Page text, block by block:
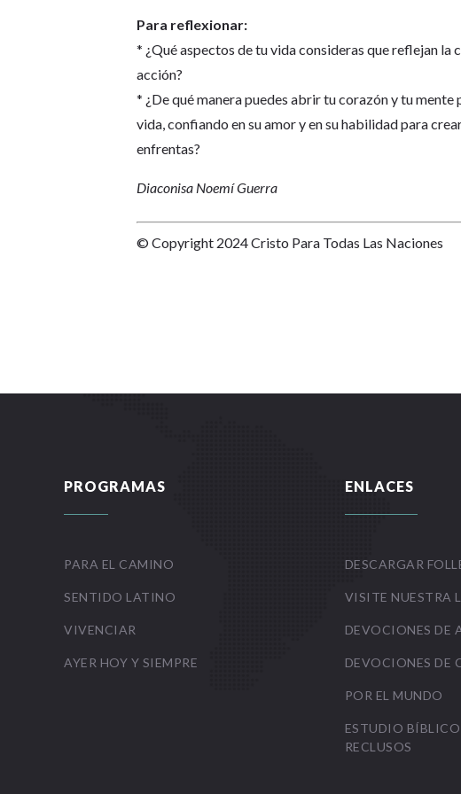
Para reflexionar:
* ¿Qué aspectos de tu vida consideras que reflejan
acción?
* ¿De qué manera puedes abrir tu corazón y tu
vida, confiando en su amor y en su habilidad para
enfrentas?
Diaconisa Noemí Guerra
© Copyright 2024 Cristo Para Todas Las Naciones
PROGRAMAS
PARA EL CAMINO
SENTIDO LATINO
VIVENCIAR
AYER HOY Y SIEMPRE
ENLACES
DESCARGAR
VISITE NUESTRA
DEVOCIONES DE
DEVOCIONES DE
POR EL MUNDO
ESTUDIO BÍBLICO
RECLUSOS